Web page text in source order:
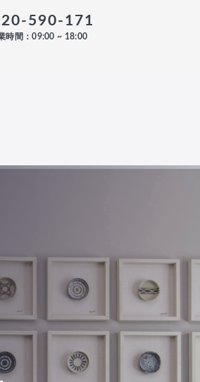
590-171
時間：09:00 ~ 18:00